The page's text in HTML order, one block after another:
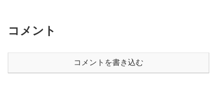
コメント
コメントを書き込む